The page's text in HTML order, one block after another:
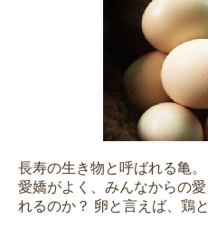
長寿の生き物と呼ばれる亀
愛嬌がよく、みんなからの
れるのか？ 卵と言えば、鶏